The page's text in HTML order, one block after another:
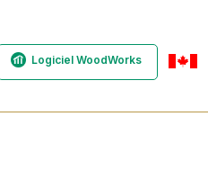
Logiciel WoodWorks